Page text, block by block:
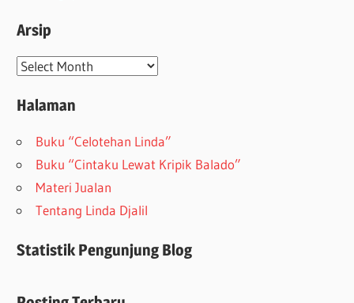
Arsip
Arsip
Halaman
Buku “Celotehan Linda”
Buku “Cintaku Lewat Kripik Balado”
Materi Jualan
Tentang Linda Djalil
Statistik Pengunjung Blog